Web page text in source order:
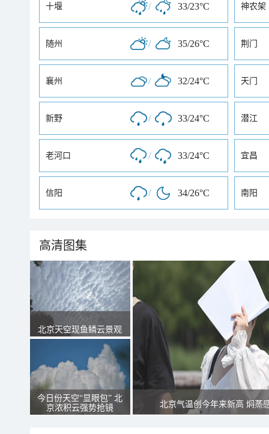
十堰 / 33/23°C 神农架
随州 / 35/26°C 荆门
襄州 / 32/24°C 天门
新野 / 33/24°C 潜江
老河口 / 33/24°C 宜昌
信阳 / 34/26°C 南阳
高清图集
北京天空现鱼鳞云景观
今日份天空“显眼包” 北
京浓积云强势抢镜
北京气温创今年来新高 焖蒸